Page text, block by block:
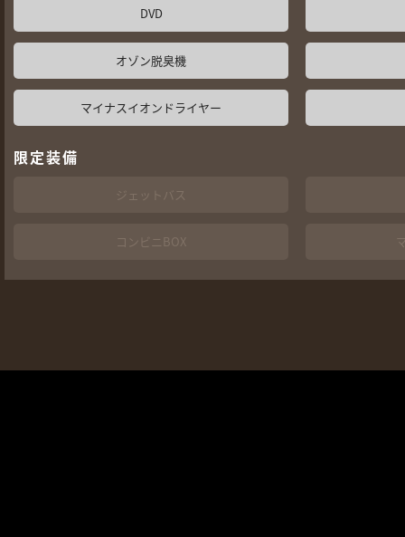
DVD
オゾン脱臭機
マイナスイオンドライヤー
限定装備
ジェットバス
コンビニBOX